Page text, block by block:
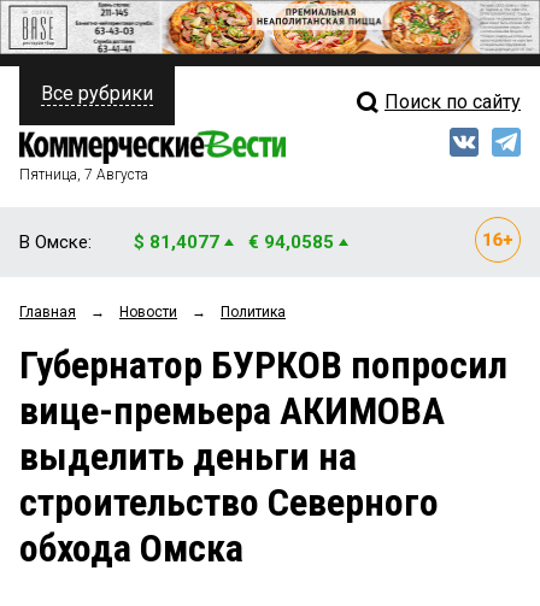
ПОЛИТИКА
ФИНАНСЫ
ОБЩЕСТВО
ЗАКОН
НОВОСТИ КОМПАНИЙ
СТИЛЬ ЖИЗНИ
Свежий выпуск
Рейтинги
Блоги
Архив
Все рубрики Поиск по сайту
Пятница, 7 Августа
В Омске: $ 81,4077 € 94,0585
Главная → Новости → Политика
Губернатор БУРКОВ попросил
вице-премьера АКИМОВА
выделить деньги на
строительство Северного
обхода Омска